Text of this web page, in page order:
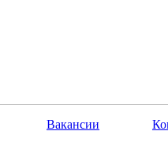
Вакансии